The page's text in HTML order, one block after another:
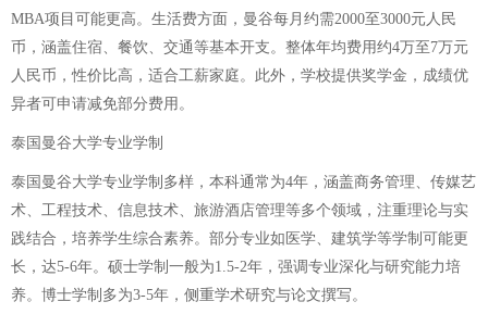
MBA项目可能更高。生活费方面，曼谷每月约需2000至3000元人民
币，涵盖住宿、餐饮、交通等基本开支。整体年均费用约4万至7万元
人民币，性价比高，适合工薪家庭。此外，学校提供奖学金，成绩优
异者可申请减免部分费用。
泰国曼谷大学专业学制
泰国曼谷大学专业学制多样，本科通常为4年，涵盖商务管理、传媒艺
术、工程技术、信息技术、旅游酒店管理等多个领域，注重理论与实
践结合，培养学生综合素养。部分专业如医学、建筑学等学制可能更
长，达5-6年。硕士学制一般为1.5-2年，强调专业深化与研究能力培
养。博士学制多为3-5年，侧重学术研究与论文撰写。